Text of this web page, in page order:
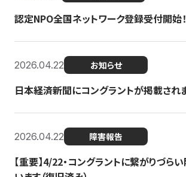
認定NPO全国ネットワーク登録受付開始！
2026.04.22 お知らせ
日本経済新聞にコングラントが掲載され
2026.04.22 障害報告
【重要】4/22・コングラントに繋がりづら